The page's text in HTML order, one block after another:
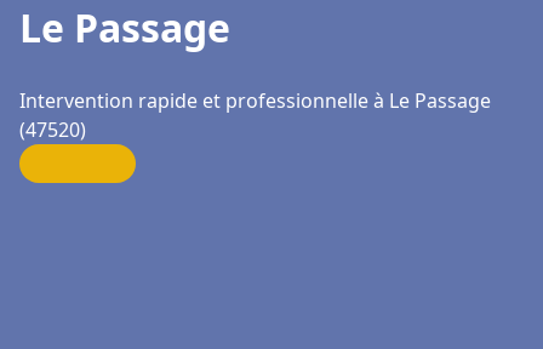
Le Passage
Intervention rapide et professionnelle à Le Passage
(47520)